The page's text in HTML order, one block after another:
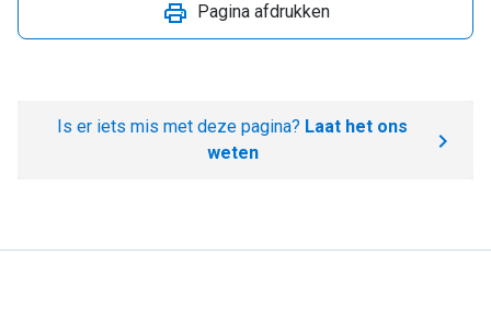
Pagina afdrukken
Is er iets mis met deze pagina? Laat het ons
weten